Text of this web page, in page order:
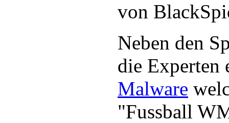
von
Neben den
die Experten
Malware
"Fussball